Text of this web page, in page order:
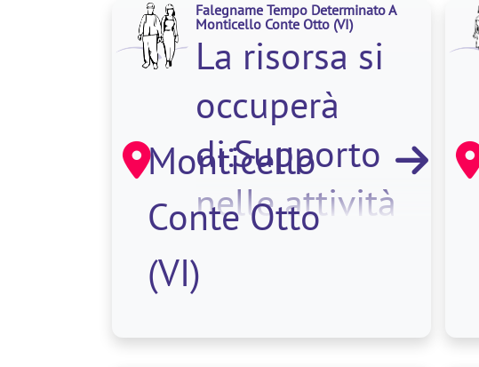
Falegname Tempo Determinato A
Monticello Conte Otto(VI)
La risorsa si
occuperà
di:Supporto
nelle attività
di <strong
Monticello
Conte Otto
(VI)